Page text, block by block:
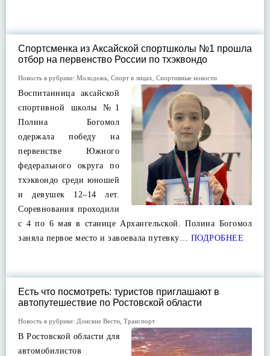
Спортсменка из Аксайской спортшколы №1 прошла
отбор на первенство России по тхэквондо
Новость в рубрике: Молодежь Спорт в лицах Спортивные новости
Воспитанница аксайской
спортивной школы №1
Полина Богомол
одержала победу на
первенстве Южного
федерального округа по
тхэквондо среди юношей
и девушек 12–14 лет.
Соревнования проходили
с 4 по 6 мая в станице Архангельской. Полина Богомол
заняла первое место и завоевала путевку… ПОДРОБНЕЕ
Есть что посмотреть: туристов приглашают в
автопутешествие по Ростовской области
Новость в рубрике: Донские Вести Транспорт
В Ростовской области для
автомобилистов